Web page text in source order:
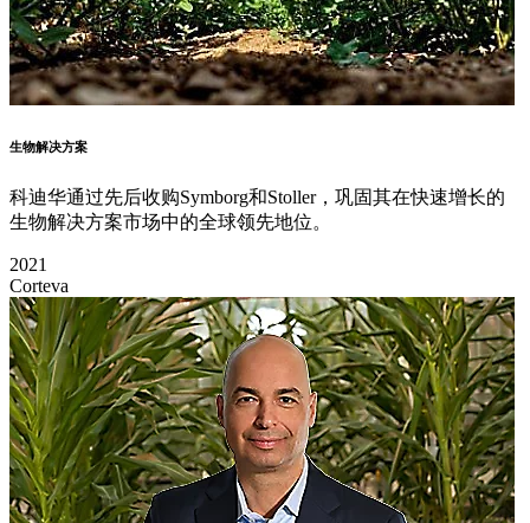
生物解决方案
科迪华通过先后收购Symborg和Stoller，巩固其在快速增长的
生物解决方案市场中的全球领先地位。
2021
Corteva